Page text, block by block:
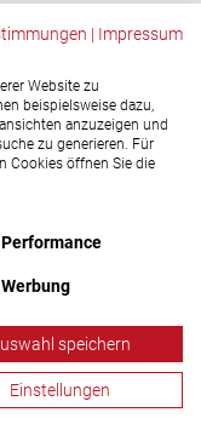
Ort ein
sollte es natürlich
bei dir! Bitte
zukommen
als
mehr. Ich
| Impressum
Website zu
beispielsweise dazu,
anzuzeigen und
zu generieren. Für
Cookies öffnen Sie die
Performance
Werbung
speichern
Einstellungen